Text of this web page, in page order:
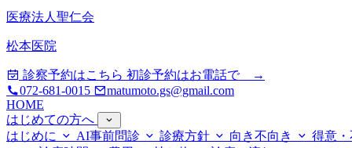
医療法人聖仁会
松本医院
診察予約はこちら 初診予約はお電話で →
072-681-0015
matumoto.gs@gmail.com
HOME
はじめての方へ
はじめに
AI事前問診 診療方針 向き不向き 得意